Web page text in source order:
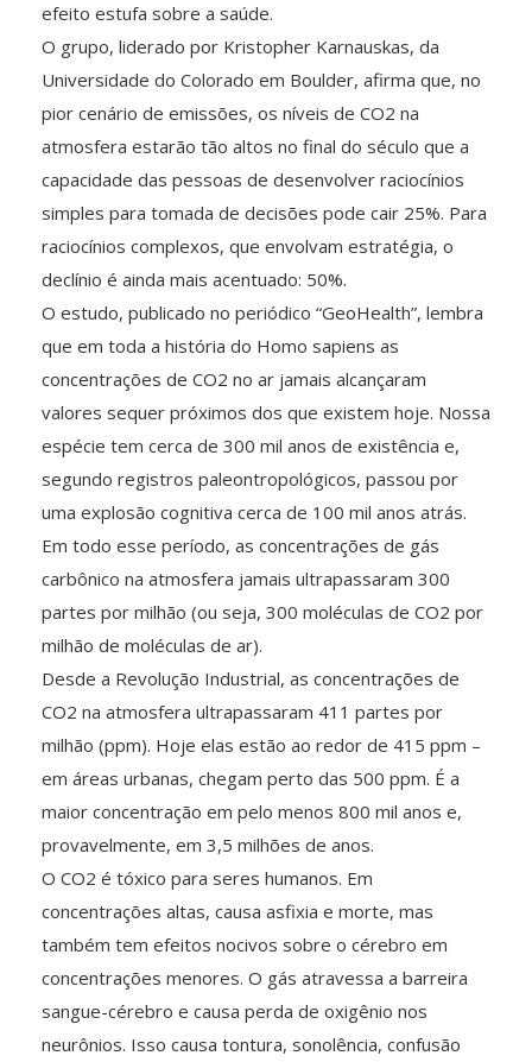
efeito estufa sobre a saúde.
O grupo, liderado por Kristopher Karnauskas, da
Universidade do Colorado em Boulder, afirma que, no
pior cenário de emissões, os níveis de CO2 na
atmosfera estarão tão altos no final do século que a
capacidade das pessoas de desenvolver raciocínios
simples para tomada de decisões pode cair 25%. Para
raciocínios complexos, que envolvam estratégia, o
declínio é ainda mais acentuado: 50%.
O estudo, publicado no periódico “GeoHealth”, lembra
que em toda a história do Homo sapiens as
concentrações de CO2 no ar jamais alcançaram
valores sequer próximos dos que existem hoje. Nossa
espécie tem cerca de 300 mil anos de existência e,
segundo registros paleontropológicos, passou por
uma explosão cognitiva cerca de 100 mil anos atrás.
Em todo esse período, as concentrações de gás
carbônico na atmosfera jamais ultrapassaram 300
partes por milhão (ou seja, 300 moléculas de CO2 por
milhão de moléculas de ar).
Desde a Revolução Industrial, as concentrações de
CO2 na atmosfera ultrapassaram 411 partes por
milhão (ppm). Hoje elas estão ao redor de 415 ppm –
em áreas urbanas, chegam perto das 500 ppm. É a
maior concentração em pelo menos 800 mil anos e,
provavelmente, em 3,5 milhões de anos.
O CO2 é tóxico para seres humanos. Em
concentrações altas, causa asfixia e morte, mas
também tem efeitos nocivos sobre o cérebro em
concentrações menores. O gás atravessa a barreira
sangue-cérebro e causa perda de oxigênio nos
neurônios. Isso causa tontura, sonolência, confusão